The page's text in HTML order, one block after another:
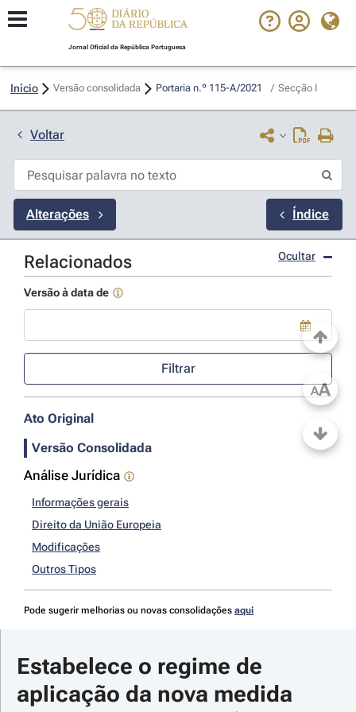
Jornal Oficial da República Portuguesa
Início Versão consolidada Portaria n.º 115-A/2021 / Secção I
Voltar
Alterações Índice
Relacionados Ocultar
Versão à data de
Use a tecla de seta para baixo para abrir o calendário; Use as
Filtrar
Ato Original
Versão Consolidada
Análise Jurídica
Informações gerais
Direito da União Europeia
Modificações
Outros Tipos
Pode sugerir melhorias ou novas consolidações aqui
Estabelece o regime de
aplicação da nova medida
AA